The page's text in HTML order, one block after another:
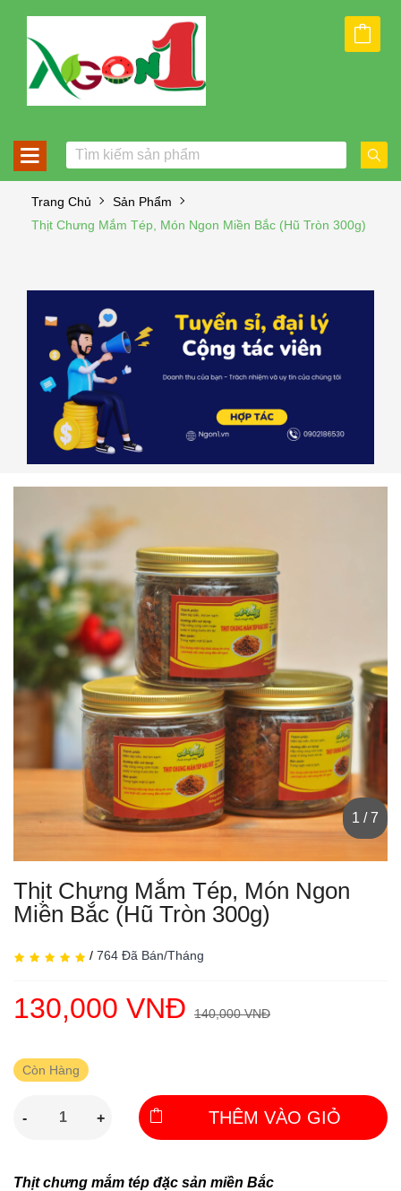
Trang Chủ
Sản Phẩm
Thịt Chưng Mắm Tép, Món Ngon Miền Bắc (hũ Tròn 300g)
1 / 7
Thịt Chưng Mắm Tép, Món Ngon
Miền Bắc (hũ Tròn 300g)
/ 764 Đã Bán/Tháng
130,000 VNĐ 140,000 VNĐ
Còn Hàng
- + THÊM VÀO GIỎ
Thịt chưng mắm tép đặc sản miền Bắc